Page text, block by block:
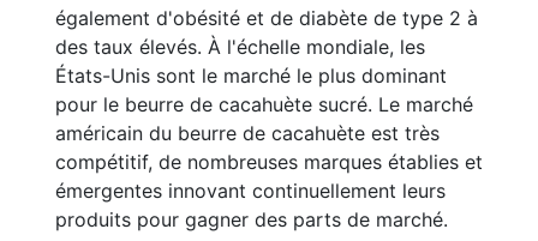
également d'obésité et de diabète de type 2 à
des taux élevés. À l'échelle mondiale, les
États-Unis sont le marché le plus dominant
pour le beurre de cacahuète sucré. Le marché
américain du beurre de cacahuète est très
compétitif, de nombreuses marques établies et
émergentes innovant continuellement leurs
produits pour gagner des parts de marché.